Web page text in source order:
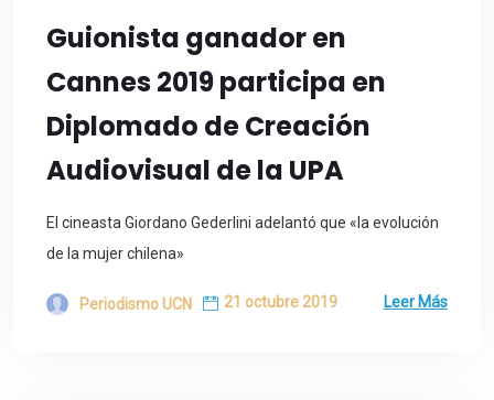
Guionista ganador en
Cannes 2019 participa en
Diplomado de Creación
Audiovisual de la UPA
El cineasta Giordano Gederlini adelantó que «la evolución
de la mujer chilena»
Periodismo UCN 21 octubre 2019 Leer Más